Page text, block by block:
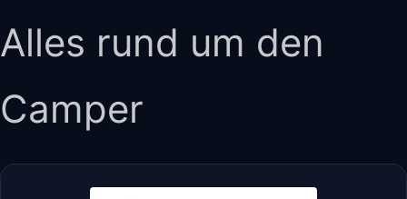
Alles rund um den
Camper